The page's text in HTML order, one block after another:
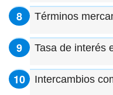
Términos
Tasa de interés
Intercambios